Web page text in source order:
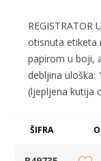
REGISTRATOR
otisnuta etiketa
papirom u boji,
debljina uloška:
(ljepljena kutija
ŠIFRA